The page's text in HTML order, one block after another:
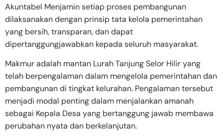
Akuntabel Menjamin setiap proses pembangunan
dilaksanakan dengan prinsip tata kelola pemerintahan
yang bersih, transparan, dan dapat
dipertanggungjawabkan kepada seluruh masyarakat.
Makmur adalah mantan Lurah Tanjung Selor Hilir yang
telah berpengalaman dalam mengelola pemerintahan dan
pembangunan di tingkat kelurahan. Pengalaman tersebut
menjadi modal penting dalam menjalankan amanah
sebagai Kepala Desa yang bertanggung jawab membawa
perubahan nyata dan berkelanjutan.